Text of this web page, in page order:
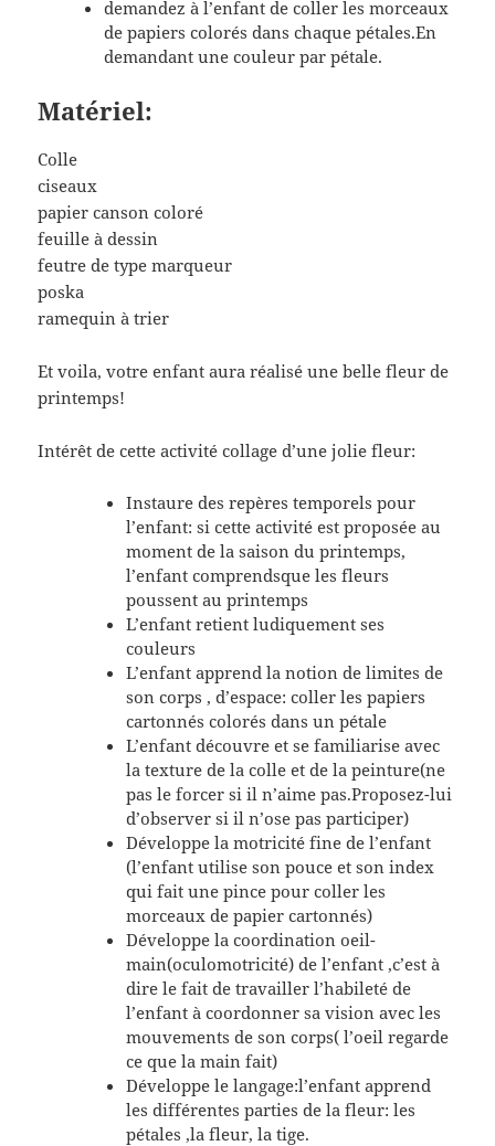
demandez à l’enfant de coller les morceaux
de papiers colorés dans chaque pétales.En
demandant une couleur par pétale.
Matériel:
Colle
ciseaux
papier canson coloré
feuille à dessin
feutre de type marqueur
poska
ramequin à trier
Et voila, votre enfant aura réalisé une belle fleur de
printemps!
Intérêt de cette activité collage d’une jolie fleur:
Instaure des repères temporels pour
l’enfant: si cette activité est proposée au
moment de la saison du printemps,
l’enfant comprendsque les fleurs
poussent au printemps
L’enfant retient ludiquement ses
couleurs
L’enfant apprend la notion de limites de
son corps , d’espace: coller les papiers
cartonnés colorés dans un pétale
L’enfant découvre et se familiarise avec
la texture de la colle et de la peinture(ne
pas le forcer si il n’aime pas.Proposez-lui
d’observer si il n’ose pas participer)
Développe la motricité fine de l’enfant
(l’enfant utilise son pouce et son index
qui fait une pince pour coller les
morceaux de papier cartonnés)
Développe la coordination oeil-
main(oculomotricité) de l’enfant ,c’est à
dire le fait de travailler l’habileté de
l’enfant à coordonner sa vision avec les
mouvements de son corps( l’oeil regarde
ce que la main fait)
Développe le langage:l’enfant apprend
les différentes parties de la fleur: les
pétales ,la fleur, la tige.